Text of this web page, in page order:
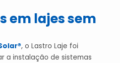
em lajes sem
, o Lastro Laje foi
a instalação de sistemas